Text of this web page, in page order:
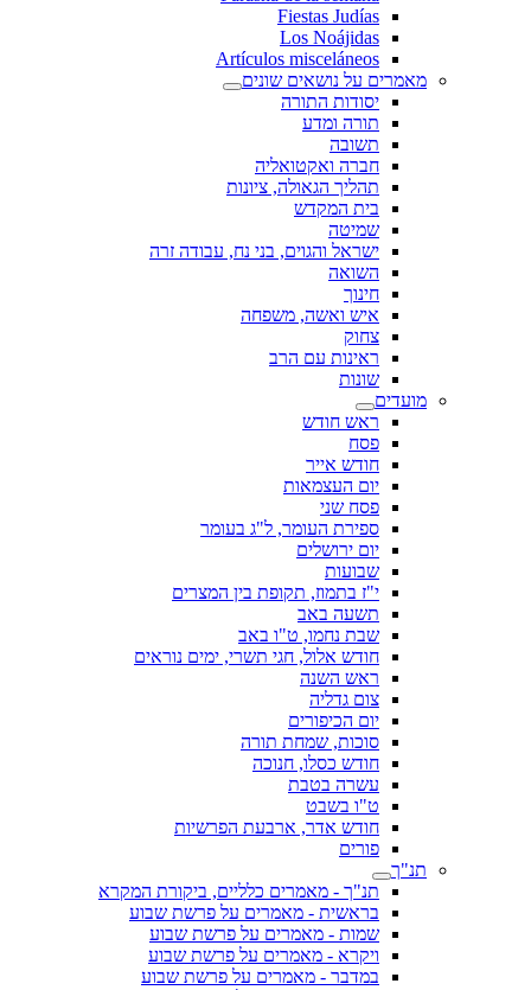
Fiestas Judías
Los Noájidas
Artículos misceláneos
מאמרים על נושאים שונים
יסודות התורה
תורה ומדע
תשובה
חברה ואקטואליה
תהליך הגאולה, ציונות
בית המקדש
שמיטה
ישראל והגוים, בני נח, עבודה זרה
השואה
חינוך
איש ואשה, משפחה
צחוק
ראינות עם הרב
שונות
מועדים
ראש חודש
פסח
חודש אייר
יום העצמאות
פסח שני
ספירת העומר, ל"ג בעומר
יום ירושלים
שבועות
י"ז בתמוז, תקופת בין המצרים
תשעה באב
שבת נחמו, ט"ו באב
חודש אלול, חגי תשרי, ימים נוראים
ראש השנה
צום גדליה
יום הכיפורים
סוכות, שמחת תורה
חודש כסלו, חנוכה
עשרה בטבת
ט"ו בשבט
חודש אדר, ארבעת הפרשיות
פורים
תנ"ך
תנ"ך - מאמרים כלליים, ביקורת המקרא
בראשית - מאמרים על פרשת שבוע
שמות - מאמרים על פרשת שבוע
ויקרא - מאמרים על פרשת שבוע
במדבר - מאמרים על פרשת שבוע